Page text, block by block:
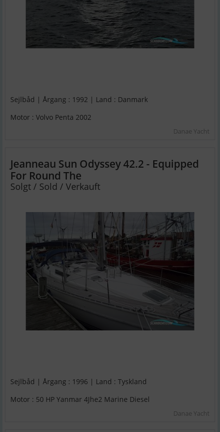
Sejlbåd | Årgang : 1992 | Land : Danmark
Motor : Volvo Penta 2002
Danae Yacht
Jeanneau Sun Odyssey 42.2 - Equipped
For Round The
Solgt / Sold / Verkauft
Sejlbåd | Årgang : 1996 | Land : Tyskland
Motor : 50 HP Yanmar 4Jhe2 Marine Diesel
Danae Yacht